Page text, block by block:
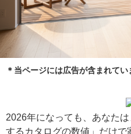
＊当ページには広告が含まれてい
2026年になっても、あなた
するカタログの数値」だけで